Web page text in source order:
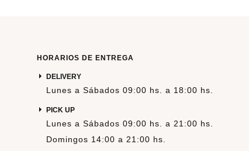
HORARIOS DE ENTREGA
DELIVERY
Lunes a Sábados 09:00 hs. a 18:00 hs.
PICK UP
Lunes a Sábados 09:00 hs. a 21:00 hs.
Domingos 14:00 a 21:00 hs.